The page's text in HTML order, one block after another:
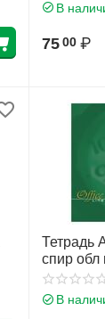
В
75 00 ₽
Тетрадь
спир обл
Office
лак
вид
В